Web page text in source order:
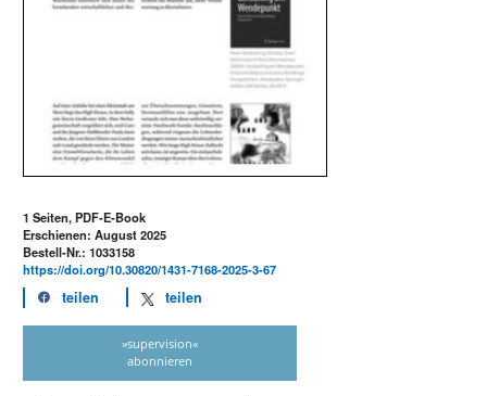
1 Seiten, PDF-E-Book
Erschienen: August 2025
Bestell-Nr.: 1033158
https://doi.org/10.30820/1431-7168-2025-3-67
teilen teilen
»supervision«
abonnieren